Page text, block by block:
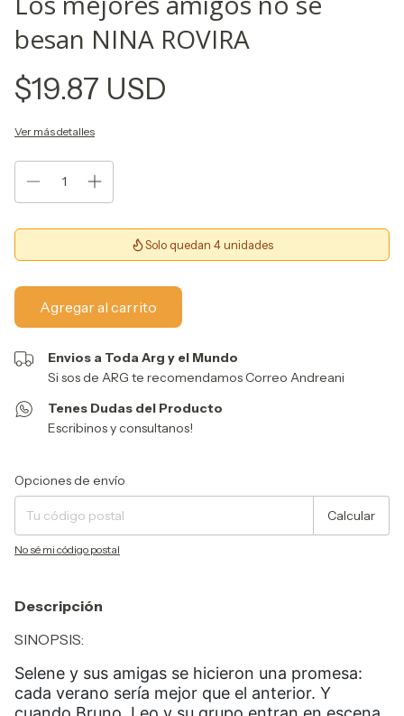
besan NINA ROVIRA
$19.87 USD
Ver más detalles
Solo quedan 4 unidades
Envios a Toda Arg y el Mundo
Si sos de ARG te recomendamos Correo Andreani
Tenes Dudas del Producto
Escribinos y consultanos!
Entregas para el CP:
Opciones de envío
Calcular
No sé mi código postal
Descripción
SINOPSIS:
Selene y sus amigas se hicieron una promesa:
cada verano sería mejor que el anterior. Y